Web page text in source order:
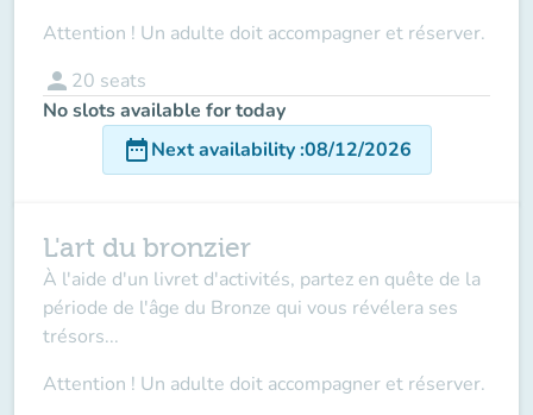
Attention ! Un adulte doit accompagner et réserver.
person 20 seats
No slots available for today
date_rangeNext availability:08/12/2026
L'art du bronzier
À l'aide d'un livret d'activités, partez en quête de la
période de l'âge du Bronze qui vous révélera ses
trésors...
Attention ! Un adulte doit accompagner et réserver.